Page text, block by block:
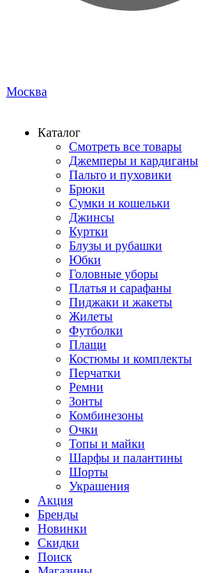
Москва
Каталог
Смотреть все товары
Джемперы и кардиганы
Пальто и пуховики
Брюки
Сумки и кошельки
Джинсы
Куртки
Блузы и рубашки
Юбки
Головные уборы
Платья и сарафаны
Пиджаки и жакеты
Жилеты
Футболки
Плащи
Костюмы и комплекты
Перчатки
Ремни
Зонты
Комбинезоны
Очки
Топы и майки
Шарфы и палантины
Шорты
Украшения
Акция
Бренды
Новинки
Скидки
Поиск